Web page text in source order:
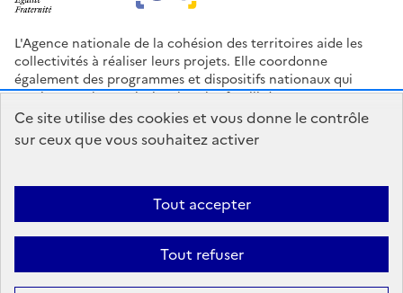
Ce site utilise des cookies et vous donne le contrôle
sur ceux que vous souhaitez activer
Tout accepter
Tout refuser
L'Agence nationale de la cohésion des territoires aide les
collectivités à réaliser leurs projets. Elle coordonne
également des programmes et dispositifs nationaux qui
soutiennent les territoires les plus fragilisés.
Espace Presse Logo ANCT
data.gouv.fr
Accessibilité : Partiellement conforme Mentions légales
Politique